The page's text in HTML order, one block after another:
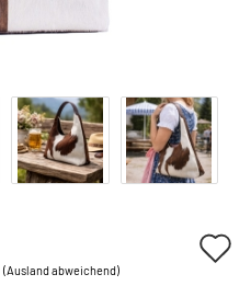
(Ausland abweichend)